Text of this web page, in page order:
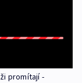
promítají -